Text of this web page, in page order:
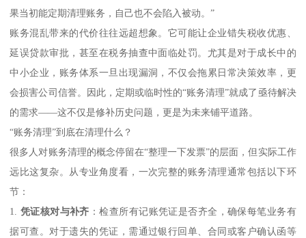
果当初能定期清理账务，自己也不会陷入被动。”
账务混乱带来的代价往往远超想象。它可能让企业错失税收优惠、
延误贷款审批，甚至在税务抽查中面临处罚。尤其是对于成长中的
中小企业，账务体系一旦出现漏洞，不仅会拖累日常决策效率，更
会损害公司信誉。因此，定期或临时性的“账务清理”就成了亟待解决
的需求——这不仅是修补历史问题，更是为未来铺平道路。
“账务清理”到底在清理什么？
很多人对账务清理的概念停留在“整理一下发票”的层面，但实际工作
远比这复杂。从专业角度看，一次完整的账务清理通常包括以下环
节：
1. 凭证核对与补齐 ：检查所有记账凭证是否齐全，确保每笔业务有
据可查。对于遗失的凭证，需通过银行回单、合同或客户确认函等